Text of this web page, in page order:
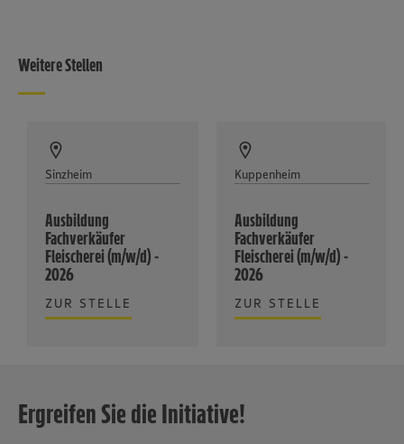
Weitere Stellen
Sinzheim
Ausbildung
Fachverkäufer
Fleischerei (m/w/d) -
2026
ZUR STELLE
Kuppenheim
Ausbildung
Fachverkäufer
Fleischerei (m/w/d) -
2026
ZUR STELLE
Ergreifen Sie die Initiative!